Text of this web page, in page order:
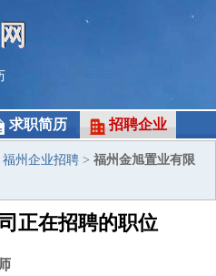
求职简历 招聘企业
福州企业招聘 > 福州金旭置业有限
正在招聘的职位